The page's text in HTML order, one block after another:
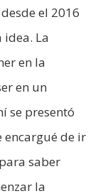
el 2016
La
en la
en un
se presentó
encargué de ir
saber
la